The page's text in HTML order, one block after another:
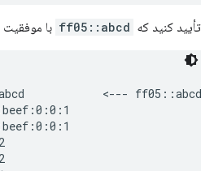
تأیید کنید که ff05::abcd با
<--- ff05::abcd